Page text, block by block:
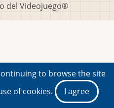
del Videojuego®
to browse the site
of cookies.
I agree